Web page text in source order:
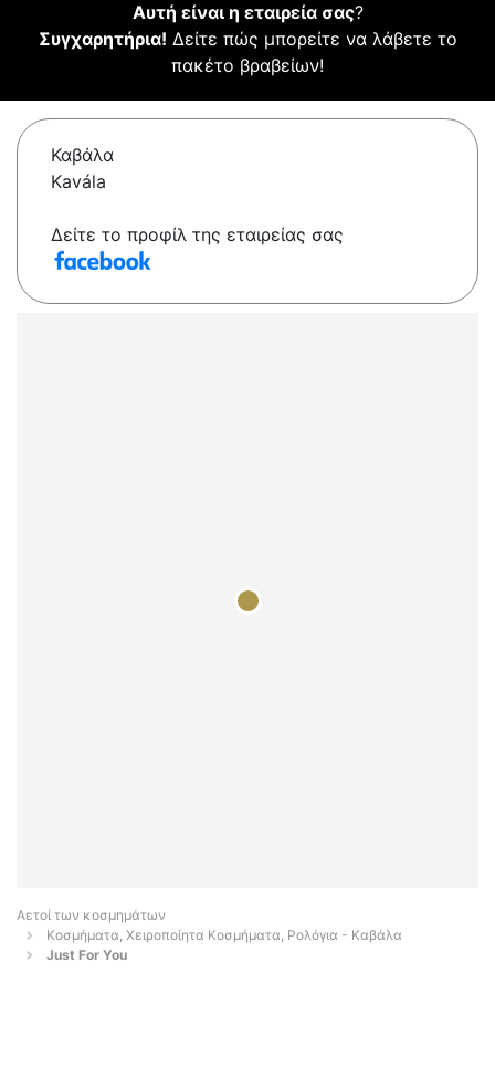
Αυτή είναι η εταιρεία σας?
Συγχαρητήρια! Δείτε πώς μπορείτε να λάβετε το
πακέτο βραβείων!
Καβάλα
Kavála
Δείτε το προφίλ της εταιρείας σας
Αετοί των κοσμημάτων
Κοσμήματα, Χειροποίητα Κοσμήματα, Ρολόγια - Καβάλα
Just For You